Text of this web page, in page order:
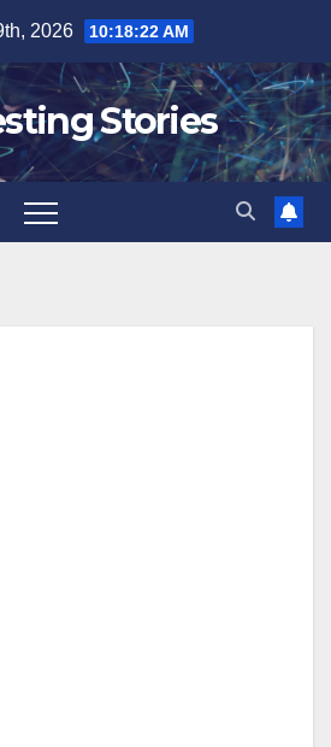
2026 10:18:23 AM
Stories